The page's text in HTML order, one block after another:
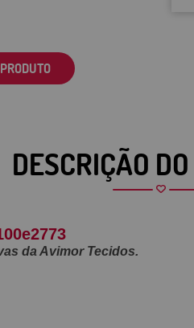
DESCRIÇÃO
da Avimor Tecidos.